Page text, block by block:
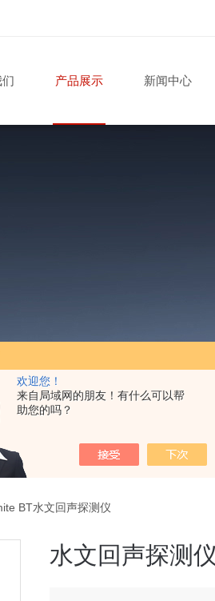
欢迎您！
来自局域网的朋友！有什么可以帮
助您的吗？
产品展示 新闻中心
务体系
热门关键词：微生
BT水文回声探测仪
水文回声探测仪